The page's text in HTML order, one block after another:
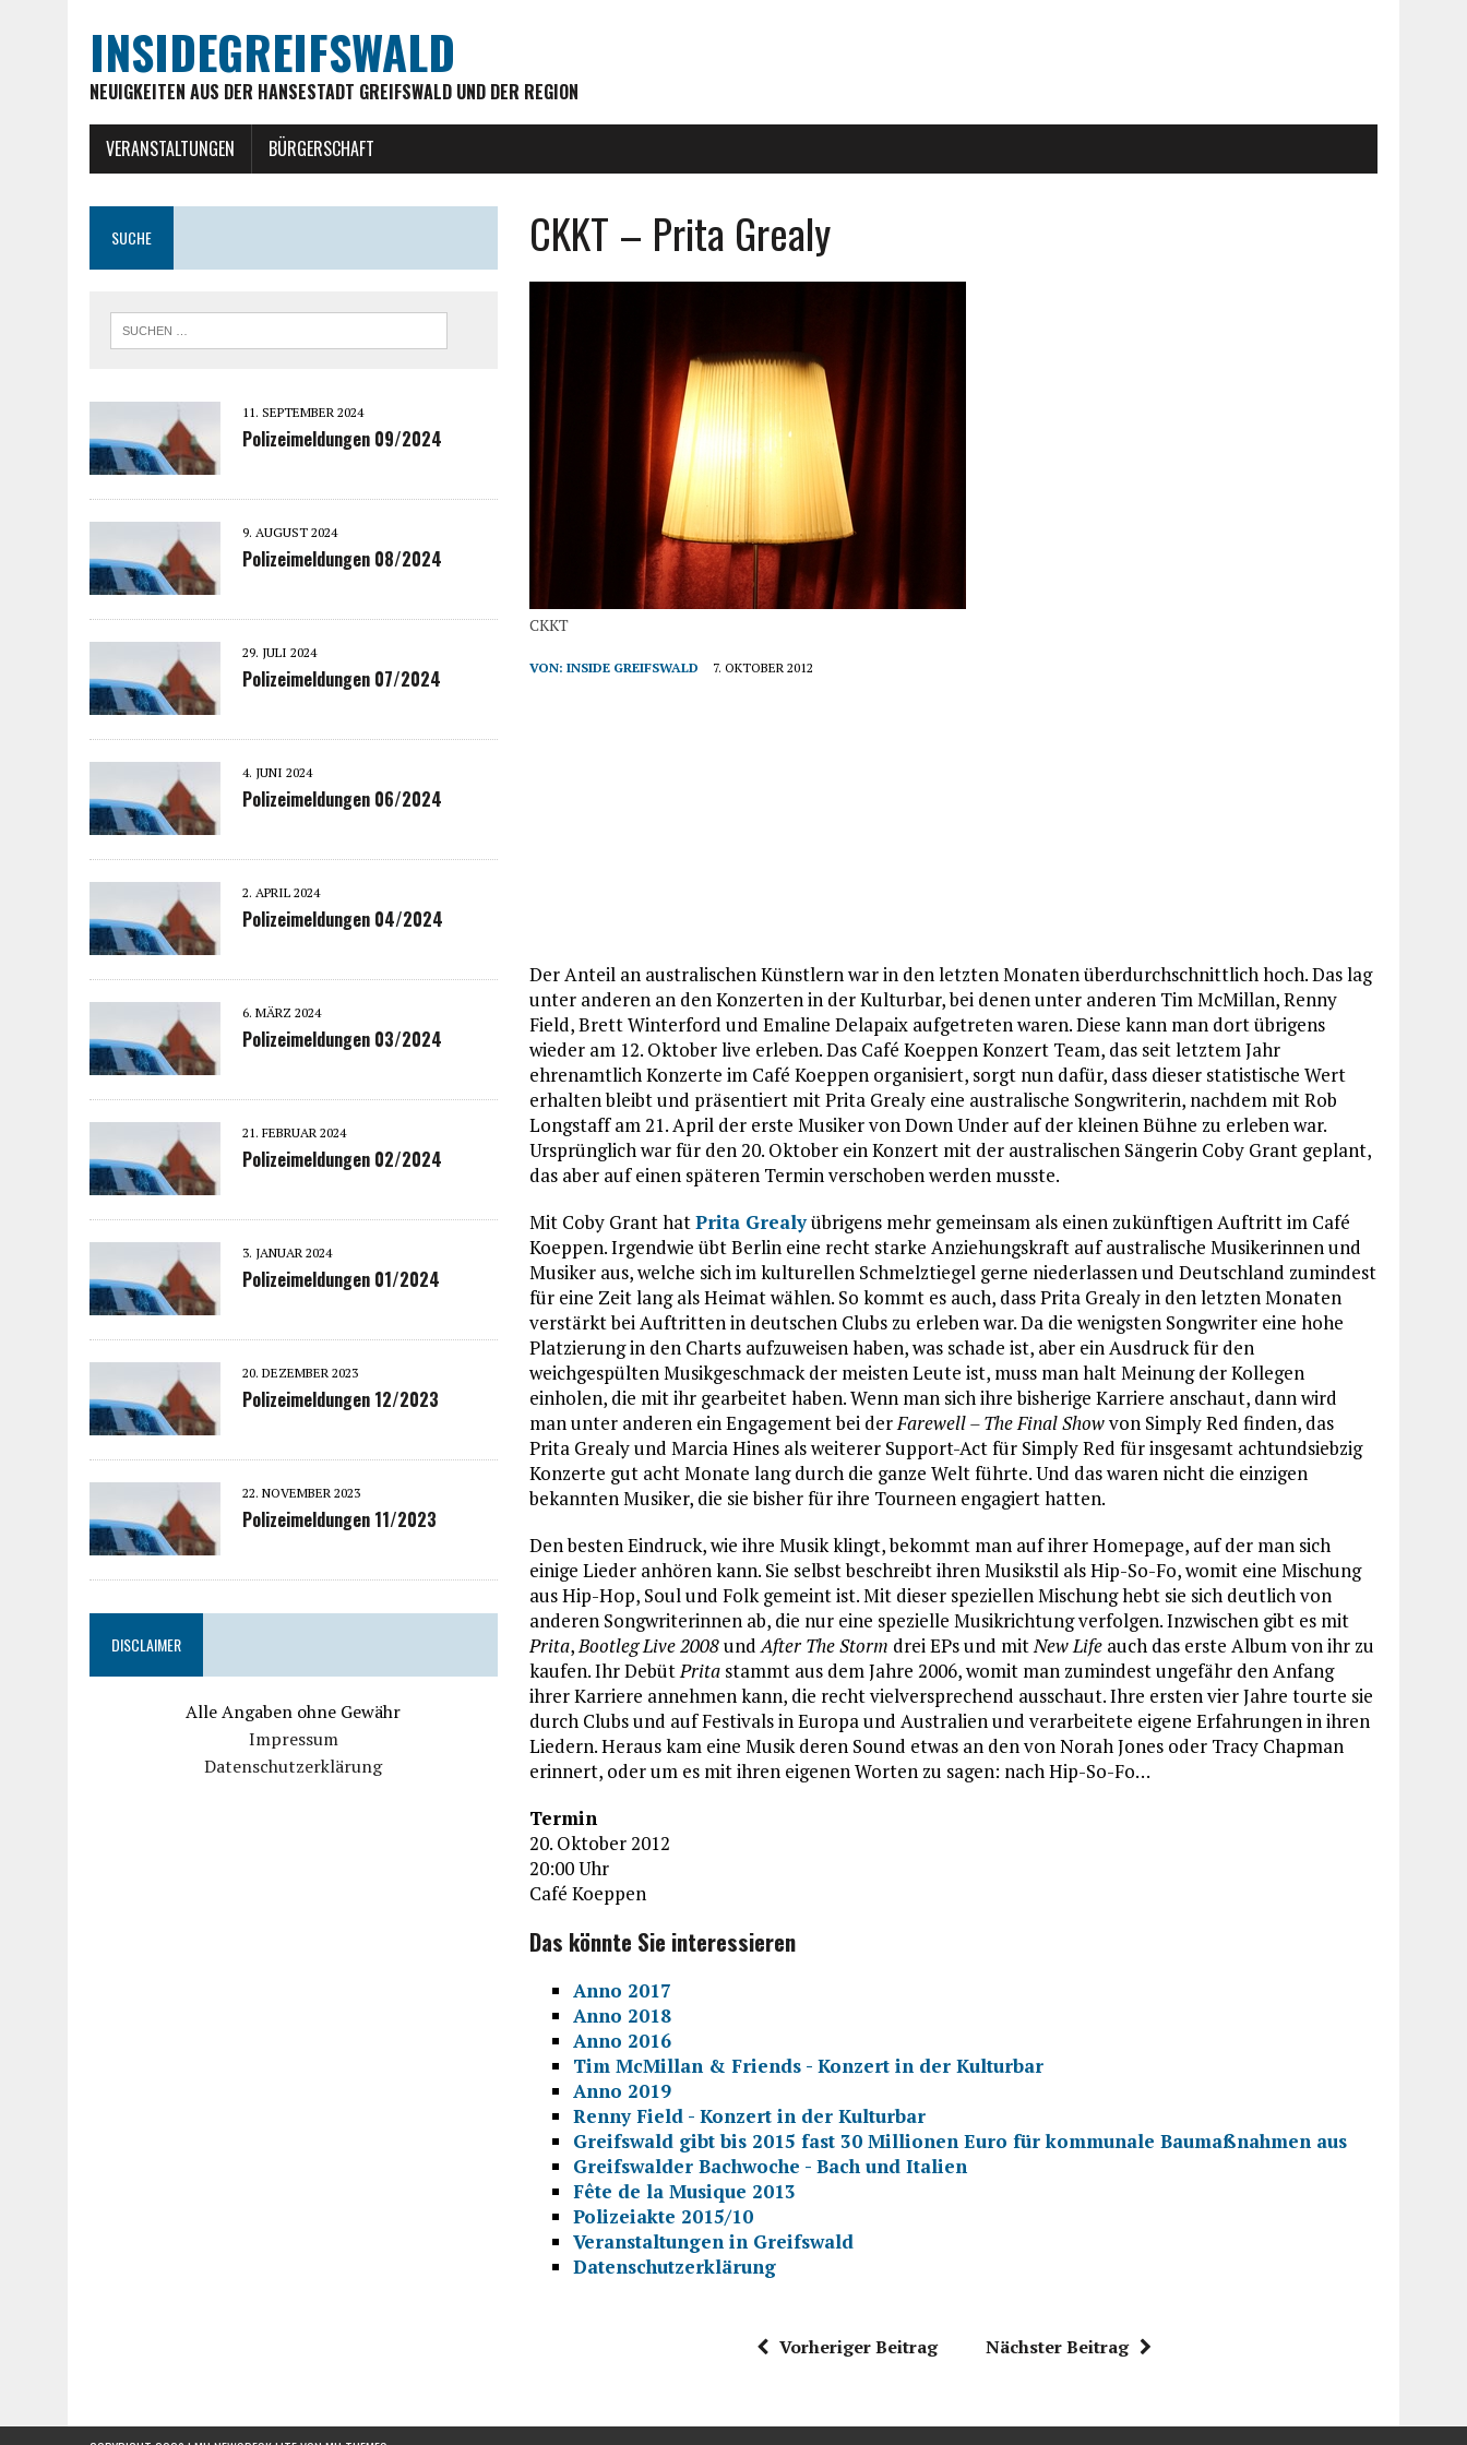
INSIDEGREIFSWALD
NEUIGKEITEN AUS DER HANSESTADT GREIFSWALD UND DER REGION
VERANSTALTUNGEN BÜRGERSCHAFT
CKKT – Prita Grealy
CKKT
VON:INSIDE GREIFSWALD 7. OKTOBER 2012
Der Anteil an australischen Künstlern war in den letzten Monaten überdurchschnittlich hoch. Das lag
unter anderen an den Konzerten in der Kulturbar, bei denen unter anderen Tim McMillan, Renny
Field, Brett Winterford und Emaline Delapaix aufgetreten waren. Diese kann man dort übrigens
wieder am 12. Oktober live erleben. Das Café Koeppen Konzert Team, das seit letztem Jahr
ehrenamtlich Konzerte im Café Koeppen organisiert, sorgt nun dafür, dass dieser statistische Wert
erhalten bleibt und präsentiert mit Prita Grealy eine australische Songwriterin, nachdem mit Rob
Longstaff am 21. April der erste Musiker von Down Under auf der kleinen Bühne zu erleben war.
Ursprünglich war für den 20. Oktober ein Konzert mit der australischen Sängerin Coby Grant geplant,
das aber auf einen späteren Termin verschoben werden musste.
Mit Coby Grant hatPrita Grealyübrigens mehr gemeinsam als einen zukünftigen Auftritt im Café
Koeppen. Irgendwie übt Berlin eine recht starke Anziehungskraft auf australische Musikerinnen und
Musiker aus, welche sich im kulturellen Schmelztiegel gerne niederlassen und Deutschland zumindest
für eine Zeit lang als Heimat wählen. So kommt es auch, dass Prita Grealy in den letzten Monaten
verstärkt bei Auftritten in deutschen Clubs zu erleben war. Da die wenigsten Songwriter eine hohe
Platzierung in den Charts aufzuweisen haben, was schade ist, aber ein Ausdruck für den
weichgespülten Musikgeschmack der meisten Leute ist, muss man halt Meinung der Kollegen
einholen, die mit ihr gearbeitet haben. Wenn man sich ihre bisherige Karriere anschaut, dann wird
man unter anderen ein Engagement bei derFarewell – The Final Showvon Simply Red finden, das
Prita Grealy und Marcia Hines als weiterer Support-Act für Simply Red für insgesamt achtundsiebzig
Konzerte gut acht Monate lang durch die ganze Welt führte. Und das waren nicht die einzigen
bekannten Musiker, die sie bisher für ihre Tourneen engagiert hatten.
Den besten Eindruck, wie ihre Musik klingt, bekommt man auf ihrer Homepage, auf der man sich
einige Lieder anhören kann. Sie selbst beschreibt ihren Musikstil als Hip-So-Fo, womit eine Mischung
aus Hip-Hop, Soul und Folk gemeint ist. Mit dieser speziellen Mischung hebt sie sich deutlich von
anderen Songwriterinnen ab, die nur eine spezielle Musikrichtung verfolgen. Inzwischen gibt es mit
Prita,Bootleg Live 2008undAfter The Storm drei EPs und mitNew Life auch das erste Album von ihr zu
kaufen. Ihr DebütPrita stammt aus dem Jahre 2006, womit man zumindest ungefähr den Anfang
ihrer Karriere annehmen kann, die recht vielversprechend ausschaut. Ihre ersten vier Jahre tourte sie
durch Clubs und auf Festivals in Europa und Australien und verarbeitete eigene Erfahrungen in ihren
Liedern. Heraus kam eine Musik deren Sound etwas an den von Norah Jones oder Tracy Chapman
erinnert, oder um es mit ihren eigenen Worten zu sagen: nach Hip-So-Fo…
Termin
20. Oktober 2012
20:00 Uhr
Café Koeppen
Das könnte Sie interessieren
Anno 2017
Anno 2018
Anno 2016
Tim McMillan & Friends - Konzert in der Kulturbar
Anno 2019
Renny Field - Konzert in der Kulturbar
Greifswald gibt bis 2015 fast 30 Millionen Euro für kommunale Baumaßnahmen aus
Greifswalder Bachwoche - Bach und Italien
Fête de la Musique 2013
Polizeiakte 2015/10
Veranstaltungen in Greifswald
Datenschutzerklärung
Vorheriger Beitrag Nächster Beitrag
SUCHE
11. SEPTEMBER 2024
Polizeimeldungen 09/2024
9. AUGUST 2024
Polizeimeldungen 08/2024
29. JULI 2024
Polizeimeldungen 07/2024
4. JUNI 2024
Polizeimeldungen 06/2024
2. APRIL 2024
Polizeimeldungen 04/2024
6. MÄRZ 2024
Polizeimeldungen 03/2024
21. FEBRUAR 2024
Polizeimeldungen 02/2024
3. JANUAR 2024
Polizeimeldungen 01/2024
20. DEZEMBER 2023
Polizeimeldungen 12/2023
22. NOVEMBER 2023
Polizeimeldungen 11/2023
DISCLAIMER
Alle Angaben ohne Gewähr
Impressum
Datenschutzerklärung